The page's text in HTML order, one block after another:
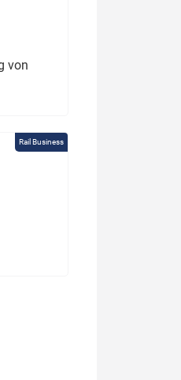
von
Rail Business